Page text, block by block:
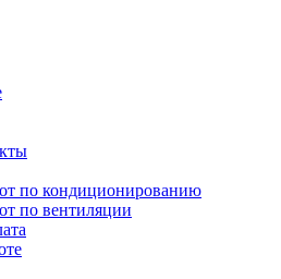
по кондиционированию
по вентиляции